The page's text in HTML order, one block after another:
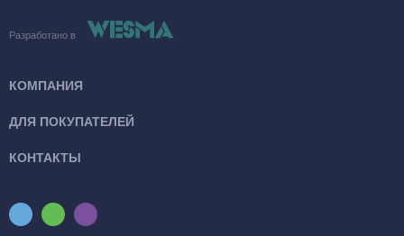
Разработано в
КОМПАНИЯ
ДЛЯ ПОКУПАТЕЛЕЙ
КОНТАКТЫ